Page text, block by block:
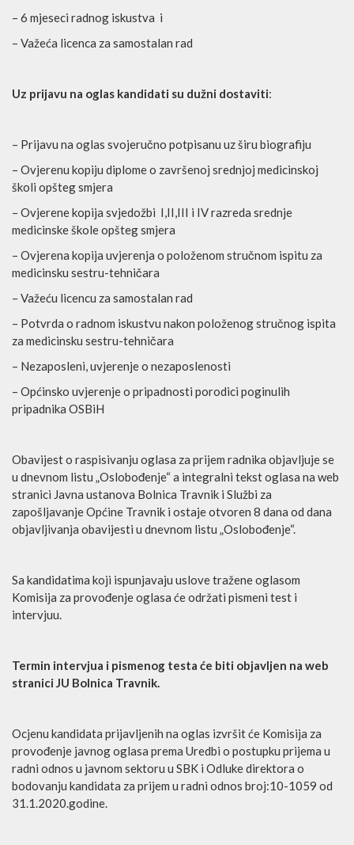
– 6 mjeseci radnog iskustva i
– Važeća licenca za samostalan rad
Uz prijavu na oglas kandidati su dužni dostaviti:
– Prijavu na oglas svojeručno potpisanu uz širu biografiju
– Ovjerenu kopiju diplome o završenoj srednjoj medicinskoj
školi opšteg smjera
– Ovjerene kopija svjedožbi I,II,III i IV razreda srednje
medicinske škole opšteg smjera
– Ovjerena kopija uvjerenja o položenom stručnom ispitu za
medicinsku sestru-tehničara
– Važeću licencu za samostalan rad
– Potvrda o radnom iskustvu nakon položenog stručnog ispita
za medicinsku sestru-tehničara
– Nezaposleni, uvjerenje o nezaposlenosti
– Općinsko uvjerenje o pripadnosti porodici poginulih
pripadnika OSBiH
Obavijest o raspisivanju oglasa za prijem radnika objavljuje se
u dnevnom listu „Oslobođenje“ a integralni tekst oglasa na web
stranici Javna ustanova Bolnica Travnik i Službi za
zapošljavanje Općine Travnik i ostaje otvoren 8 dana od dana
objavljivanja obavijesti u dnevnom listu „Oslobođenje“.
Sa kandidatima koji ispunjavaju uslove tražene oglasom
Komisija za provođenje oglasa će održati pismeni test i
intervjuu.
Termin intervjua i pismenog testa će biti objavljen na web
stranici JU Bolnica Travnik.
Ocjenu kandidata prijavljenih na oglas izvršit će Komisija za
provođenje javnog oglasa prema Uredbi o postupku prijema u
radni odnos u javnom sektoru u SBK i Odluke direktora o
bodovanju kandidata za prijem u radni odnos broj:10-1059 od
31.1.2020.godine.